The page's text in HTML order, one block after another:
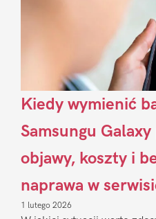
Kiedy wymienić
Samsungu
objawy, koszty i
naprawa w
1 lutego 2026